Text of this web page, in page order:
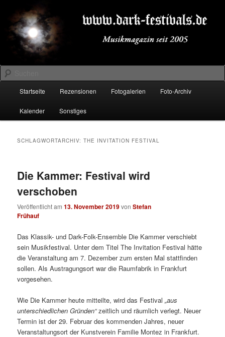
primären
Inhalt
springen
sekundären
Inhalt
springenDARK-FESTIVALS.DE
Suchen
Startseite Rezensionen Fotogalerien Foto-Archiv
Kalender Sonstiges
SCHLAGWORTARCHIV:THE INVITATION FESTIVAL
Die Kammer: Festival wird
verschoben
Veröffentlicht am13. November 2019vonStefan
Frühauf
Das Klassik- und Dark-Folk-Ensemble Die Kammer verschiebt
sein Musikfestival. Unter dem Titel The Invitation Festival hätte
die Veranstaltung am 7. Dezember zum ersten Mal stattfinden
sollen. Als Austragungsort war die Raumfabrik in Frankfurt
vorgesehen.
Wie Die Kammer heute mitteilte, wird das Festival„aus
unterschiedlichen Gründen“zeitlich und räumlich verlegt. Neuer
Termin ist der 29. Februar des kommenden Jahres, neuer
Veranstaltungsort der Kunstverein Familie Montez in Frankfurt.